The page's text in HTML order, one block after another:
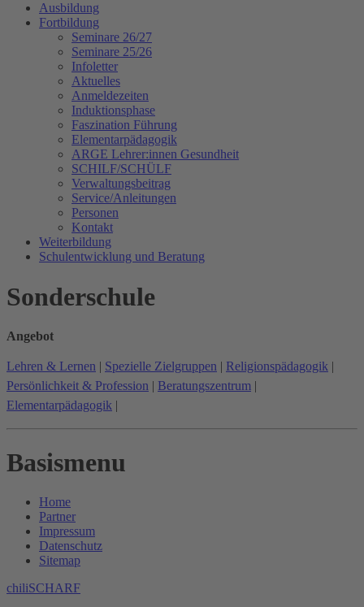
Ausbildung
Fortbildung
Seminare 26/27
Seminare 25/26
Infoletter
Aktuelles
Anmeldezeiten
Induktionsphase
Faszination Führung
Elementarpädagogik
ARGE Lehrer:innen Gesundheit
SCHILF/SCHÜLF
Verwaltungsbeitrag
Service/Anleitungen
Personen
Kontakt
Weiterbildung
Schulentwicklung und Beratung
Sonderschule
Angebot
Lehren & Lernen | Spezielle Zielgruppen | Religionspädagogik |
Persönlichkeit & Profession | Beratungszentrum |
Elementarpädagogik |
Basismenu
Home
Partner
Impressum
Datenschutz
Sitemap
chiliSCHARF